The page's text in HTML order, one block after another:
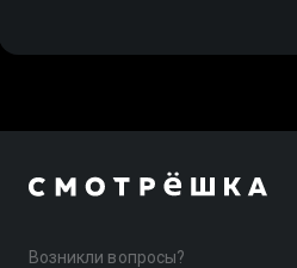
Возникли вопросы?